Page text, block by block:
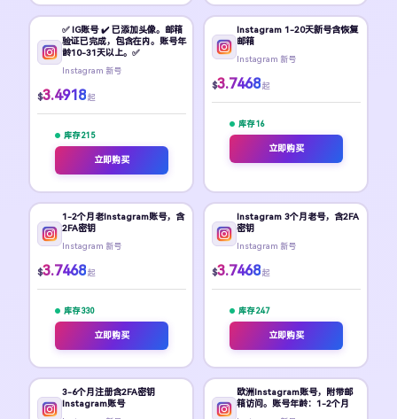
✅ IG账号 ✔️ 已添加头像。邮箱
验证已完成，包含在内。账号年
龄10-31天以上。✅
Instagram 新号
$3.4918 起
库存 215
立即购买
Instagram 1-20天新号含恢复
邮箱
Instagram 新号
$3.7468 起
库存 16
立即购买
1-2个月老Instagram账号，含
2FA密钥
Instagram 新号
$3.7468 起
库存 330
立即购买
Instagram 3个月老号，含2FA
密钥
Instagram 新号
$3.7468 起
库存 247
立即购买
3-6个月注册含2FA密钥
Instagram账号
欧洲Instagram账号，附带邮
箱访问。账号年龄：1-2个月